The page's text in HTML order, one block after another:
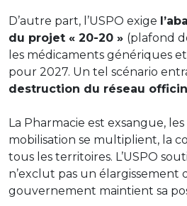
D’autre part, l’USPO exige
du projet « 20-20 » (plafond
les médicaments génériques
pour 2027. Un tel scénario
destruction du réseau
La Pharmacie est exsangue, les
mobilisation se multiplient, la
tous les territoires. L’USPO
n’exclut pas un élargissement
gouvernement maintient sa